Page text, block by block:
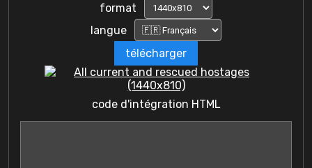
format
langue
télécharger
code d'intégration HTML